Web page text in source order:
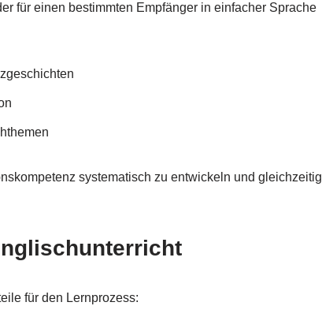
für einen bestimmten Empfänger in einfacher Sprache
systematisch zu entwickeln und gleichzeitig
für den Lernprozess: